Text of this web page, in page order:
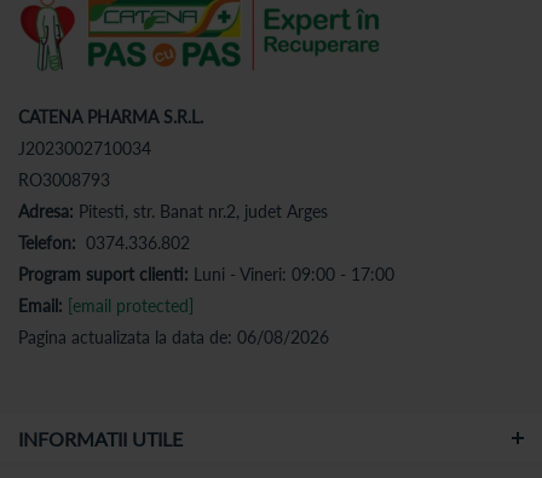
CATENA PHARMA S.R.L.
J2023002710034
RO3008793
Adresa: Pitesti, str. Banat nr.2, judet Arges
Telefon: 0374.336.802
Program suport clienti: Luni - Vineri: 09:00 - 17:00
Email: [email protected]
Pagina actualizata la data de: 06/08/2026
INFORMATII UTILE